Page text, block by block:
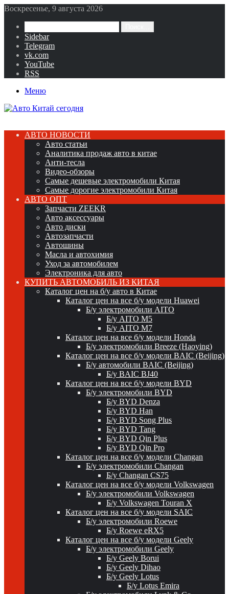
Воскресенье, 9 августа 2026
Sidebar
Telegram
vk.com
YouTube
RSS
Меню
АВТО НОВОСТИ
Авто статьи
Аналитика продаж авто в китае
Анти-тесла
Видео-обзоры
Самые дешевые электромобили Китая
Самые дорогие электромобили Китая
АВТО ОПТ
Запчасти ZEEKR
Авто аксессуары
Авто диски
Автозапчасти
Автошины
Масла и автохимия
Уход за автомобилем
Электроника для авто
КУПИТЬ АВТОМОБИЛЬ ИЗ КИТАЯ
Каталог цен на б/у авто в Китае
Каталог цен на все б/у модели Huawei
Б/у электромобили AITO
Б/у AITO M5
Б/у AITO M7
Каталог цен на все б/у модели Honda
Б/у электромобили Breeze (Haoying)
Каталог цен на все б/у модели BAIC (Beijing)
Б/у автомобили BAIC (Beijing)
Б/у BAIC BJ40
Каталог цен на все б/у модели BYD
Б/у электромобили BYD
Б/у BYD Denza
Б/у BYD Han
Б/у BYD Song Plus
Б/у BYD Tang
Б/у BYD Qin Plus
Б/у BYD Qin Pro
Каталог цен на все б/у модели Changan
Б/у электромобили Changan
Б/у Changan CS75
Каталог цен на все б/у модели Volkswagen
Б/у электромобили Volkswagen
Б/у Volkswagen Touran X
Каталог цен на все б/у модели SAIC
Б/у электромобили Roewe
Б/у Roewe eRX5
Каталог цен на все б/у модели Geely
Б/у электромобили Geely
Б/у Geely Borui
Б/у Geely Dihao
Б/у Geely Lotus
Б/у Lotus Emira